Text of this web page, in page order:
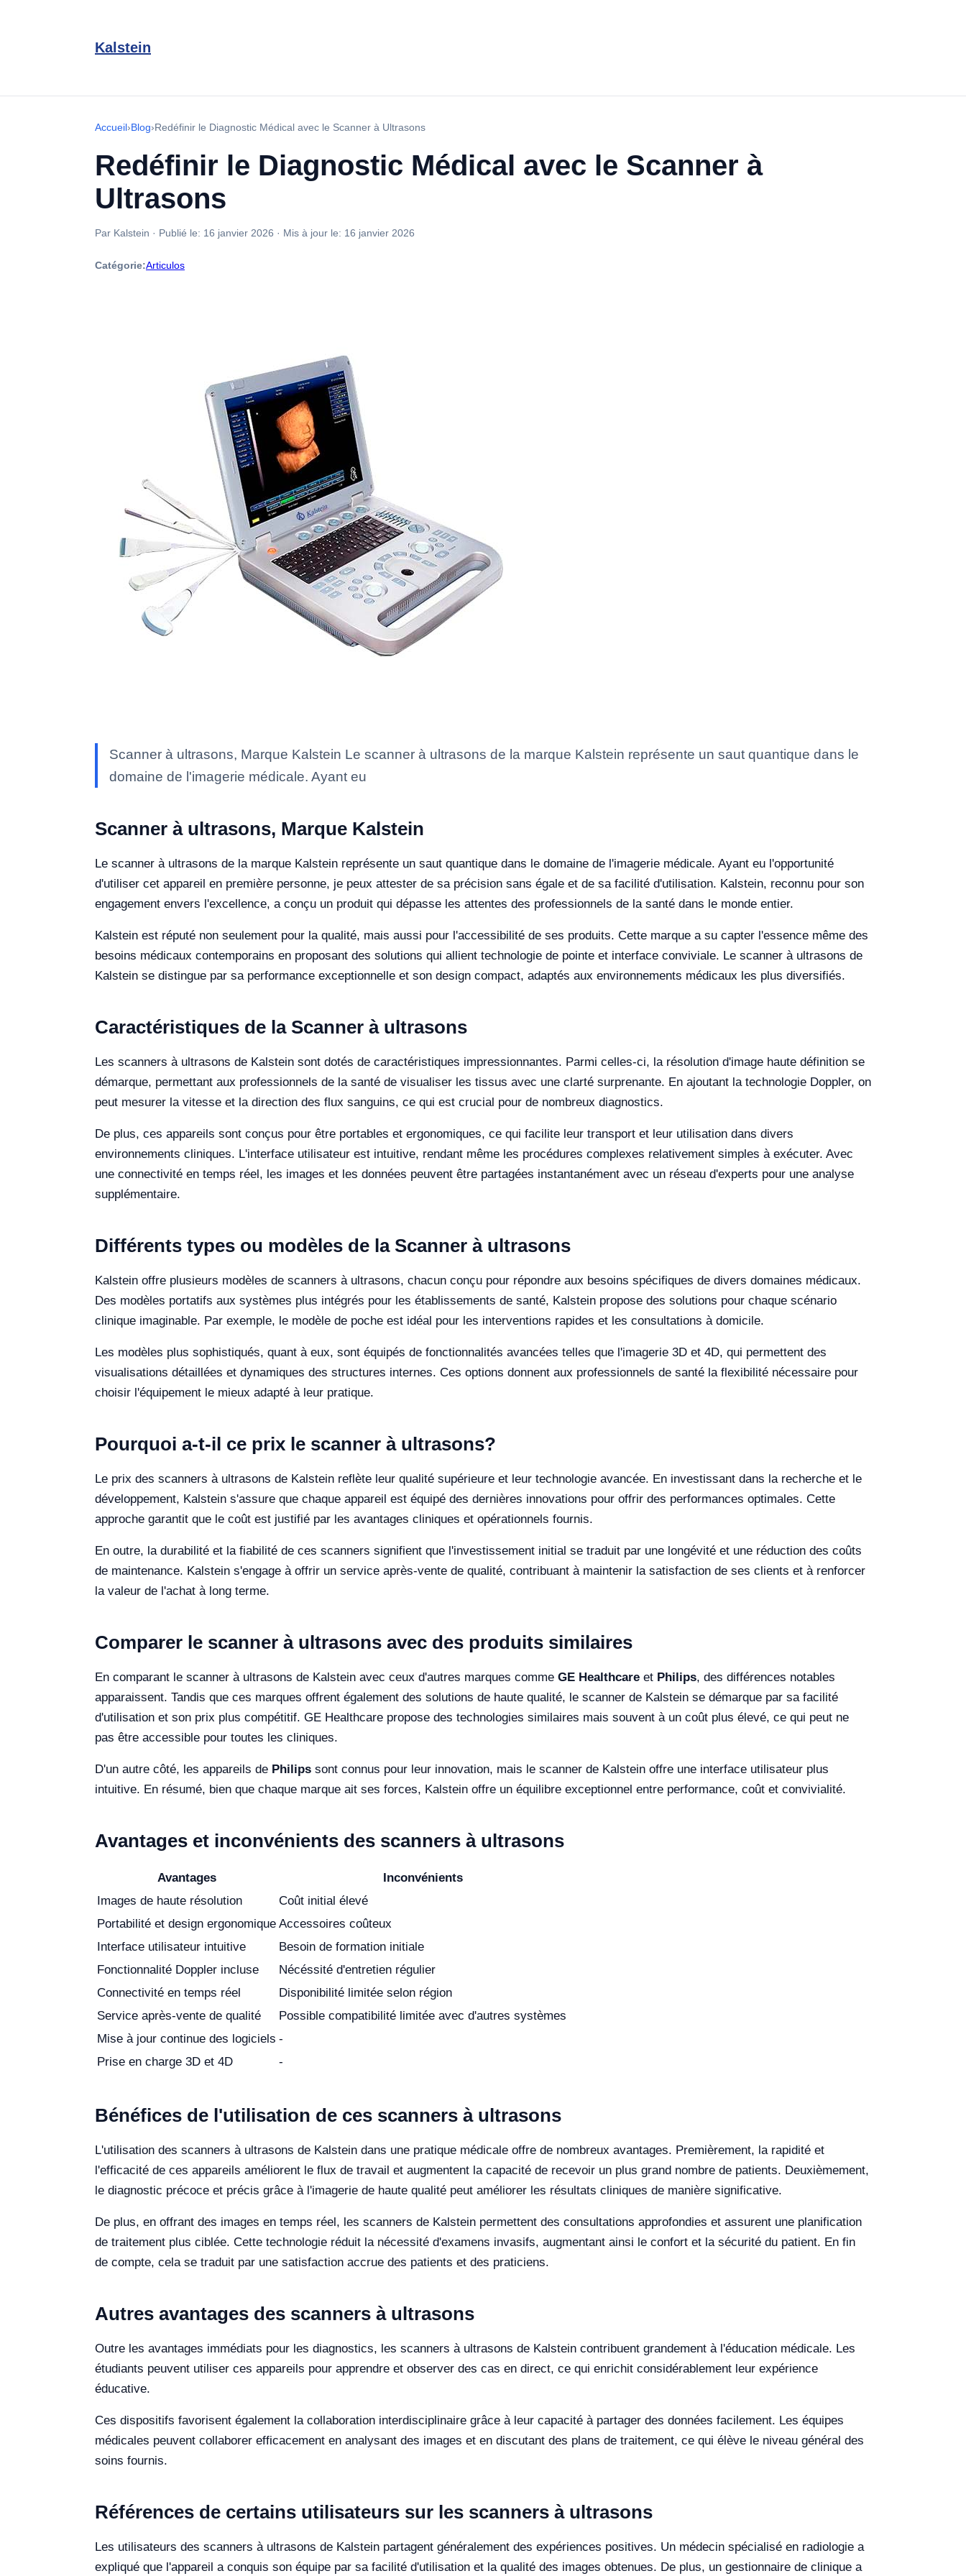
Kalstein
Accueil›Blog›Redéfinir le Diagnostic Médical avec le Scanner à Ultrasons
Redéfinir le Diagnostic Médical avec le Scanner à
Ultrasons
Par Kalstein · Publié le: 16 janvier 2026 · Mis à jour le: 16 janvier 2026
Catégorie:Articulos
Scanner à ultrasons, Marque Kalstein Le scanner à ultrasons de la marque Kalstein représente un saut quantique dans le
domaine de l'imagerie médicale. Ayant eu
Scanner à ultrasons, Marque Kalstein
Le scanner à ultrasons de la marque Kalstein représente un saut quantique dans le domaine de l'imagerie médicale. Ayant eu l'opportunité
d'utiliser cet appareil en première personne, je peux attester de sa précision sans égale et de sa facilité d'utilisation. Kalstein, reconnu pour son
engagement envers l'excellence, a conçu un produit qui dépasse les attentes des professionnels de la santé dans le monde entier.
Kalstein est réputé non seulement pour la qualité, mais aussi pour l'accessibilité de ses produits. Cette marque a su capter l'essence même des
besoins médicaux contemporains en proposant des solutions qui allient technologie de pointe et interface conviviale. Le scanner à ultrasons de
Kalstein se distingue par sa performance exceptionnelle et son design compact, adaptés aux environnements médicaux les plus diversifiés.
Caractéristiques de la Scanner à ultrasons
Les scanners à ultrasons de Kalstein sont dotés de caractéristiques impressionnantes. Parmi celles-ci, la résolution d'image haute définition se
démarque, permettant aux professionnels de la santé de visualiser les tissus avec une clarté surprenante. En ajoutant la technologie Doppler, on
peut mesurer la vitesse et la direction des flux sanguins, ce qui est crucial pour de nombreux diagnostics.
De plus, ces appareils sont conçus pour être portables et ergonomiques, ce qui facilite leur transport et leur utilisation dans divers
environnements cliniques. L'interface utilisateur est intuitive, rendant même les procédures complexes relativement simples à exécuter. Avec
une connectivité en temps réel, les images et les données peuvent être partagées instantanément avec un réseau d'experts pour une analyse
supplémentaire.
Différents types ou modèles de la Scanner à ultrasons
Kalstein offre plusieurs modèles de scanners à ultrasons, chacun conçu pour répondre aux besoins spécifiques de divers domaines médicaux.
Des modèles portatifs aux systèmes plus intégrés pour les établissements de santé, Kalstein propose des solutions pour chaque scénario
clinique imaginable. Par exemple, le modèle de poche est idéal pour les interventions rapides et les consultations à domicile.
Les modèles plus sophistiqués, quant à eux, sont équipés de fonctionnalités avancées telles que l'imagerie 3D et 4D, qui permettent des
visualisations détaillées et dynamiques des structures internes. Ces options donnent aux professionnels de santé la flexibilité nécessaire pour
choisir l'équipement le mieux adapté à leur pratique.
Pourquoi a-t-il ce prix le scanner à ultrasons?
Le prix des scanners à ultrasons de Kalstein reflète leur qualité supérieure et leur technologie avancée. En investissant dans la recherche et le
développement, Kalstein s'assure que chaque appareil est équipé des dernières innovations pour offrir des performances optimales. Cette
approche garantit que le coût est justifié par les avantages cliniques et opérationnels fournis.
En outre, la durabilité et la fiabilité de ces scanners signifient que l'investissement initial se traduit par une longévité et une réduction des coûts
de maintenance. Kalstein s'engage à offrir un service après-vente de qualité, contribuant à maintenir la satisfaction de ses clients et à renforcer
la valeur de l'achat à long terme.
Comparer le scanner à ultrasons avec des produits similaires
En comparant le scanner à ultrasons de Kalstein avec ceux d'autres marques comme GE Healthcare et Philips, des différences notables
apparaissent. Tandis que ces marques offrent également des solutions de haute qualité, le scanner de Kalstein se démarque par sa facilité
d'utilisation et son prix plus compétitif. GE Healthcare propose des technologies similaires mais souvent à un coût plus élevé, ce qui peut ne
pas être accessible pour toutes les cliniques.
D'un autre côté, les appareils de Philips sont connus pour leur innovation, mais le scanner de Kalstein offre une interface utilisateur plus
intuitive. En résumé, bien que chaque marque ait ses forces, Kalstein offre un équilibre exceptionnel entre performance, coût et convivialité.
Avantages et inconvénients des scanners à ultrasons
Avantages
Inconvénients
Images de haute résolution
Coût initial élevé
Portabilité et design ergonomique Accessoires coûteux
Interface utilisateur intuitive
Besoin de formation initiale
Fonctionnalité Doppler incluse
Nécéssité d'entretien régulier
Connectivité en temps réel
Disponibilité limitée selon région
Service après-vente de qualité
Possible compatibilité limitée avec d'autres systèmes
Mise à jour continue des logiciels -
Prise en charge 3D et 4D
-
Bénéfices de l'utilisation de ces scanners à ultrasons
L'utilisation des scanners à ultrasons de Kalstein dans une pratique médicale offre de nombreux avantages. Premièrement, la rapidité et
l'efficacité de ces appareils améliorent le flux de travail et augmentent la capacité de recevoir un plus grand nombre de patients. Deuxièmement,
le diagnostic précoce et précis grâce à l'imagerie de haute qualité peut améliorer les résultats cliniques de manière significative.
De plus, en offrant des images en temps réel, les scanners de Kalstein permettent des consultations approfondies et assurent une planification
de traitement plus ciblée. Cette technologie réduit la nécessité d'examens invasifs, augmentant ainsi le confort et la sécurité du patient. En fin
de compte, cela se traduit par une satisfaction accrue des patients et des praticiens.
Autres avantages des scanners à ultrasons
Outre les avantages immédiats pour les diagnostics, les scanners à ultrasons de Kalstein contribuent grandement à l'éducation médicale. Les
étudiants peuvent utiliser ces appareils pour apprendre et observer des cas en direct, ce qui enrichit considérablement leur expérience
éducative.
Ces dispositifs favorisent également la collaboration interdisciplinaire grâce à leur capacité à partager des données facilement. Les équipes
médicales peuvent collaborer efficacement en analysant des images et en discutant des plans de traitement, ce qui élève le niveau général des
soins fournis.
Références de certains utilisateurs sur les scanners à ultrasons
Les utilisateurs des scanners à ultrasons de Kalstein partagent généralement des expériences positives. Un médecin spécialisé en radiologie a
expliqué que l'appareil a conquis son équipe par sa facilité d'utilisation et la qualité des images obtenues. De plus, un gestionnaire de clinique a